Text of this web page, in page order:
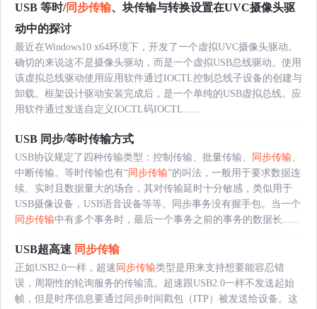
USB 等时/同步传输、块传输与转换设置在UVC摄像头驱
动中的探讨
最近在Windows10 x64环境下，开发了一个虚拟UVC摄像头驱动。
确切的来说这不是摄像头驱动，而是一个虚拟USB总线驱动。使用
该虚拟总线驱动使用应用软件通过IOCTL控制总线子设备的创建与
卸载。框架设计驱动安装完成后，是一个单纯的USB虚拟总线。应
用软件通过发送自定义IOCTL码IOCTL......
USB 同步/等时传输方式
USB协议规定了四种传输类型：控制传输、批量传输、 同步传输
中断传输。等时传输也有“ 同步传输”的叫法，一般用于要求数据连
续、实时且数据量大的场合，其对传输延时十分敏感，类似用于
USB摄像设备，USB语音设备等等。同步事务没有握手包。当一个
同步传输中有多个事务时，最后一个事务之前的事务的数据长......
USB超高速 同步传输
正如USB2.0一样，超速 同步传输类型是用来支持想要能容忍错
误，周期性的轮询服务的传输流。超速跟USB2.0一样不发送起始
帧，但是时序信息要通过同步时间戳包（ITP）被发送给设备。这